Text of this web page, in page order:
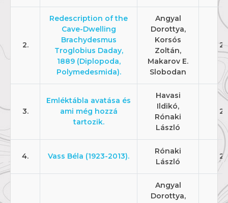
2.
Redescription of the
Cave-Dwelling
Brachydesmus
Troglobius Daday,
1889 (Diplopoda,
Polymedesmida).
Angyal
Dorottya,
Korsós
Zoltán,
Makarov E.
Slobodan
3.
Emléktábla avatása és
ami még hozzá
tartozik.
Havasi
Ildikó,
Rónaki
László
4. Vass Béla (1923-2013).
Rónaki
László
Angyal
Dorottya,